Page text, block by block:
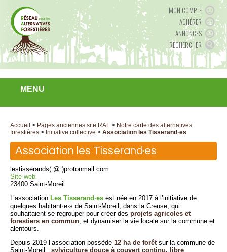
MON COMPTE
ADHÉRER
ANNONCES
RECHERCHER
MENU
Accueil > Pages anciennes site RAF > Notre carte des alternatives
forestières > Initiative collective > Association les Tisserand·es
Association les Tisserand·es
lestisserands( @ )protonmail.com
Site web
23400 Saint-Moreil
L’association Les Tisserand·es est née en 2017 à l’initiative de
quelques habitant·e·s de Saint-Moreil, dans la Creuse, qui
souhaitaient se regrouper pour créer des projets agricoles et
forestiers en commun, et dynamiser la vie locale sur la commune et
alentours.
Depuis 2019 l’association possède 12 ha de forêtsur la commune de
Saint-Moreil : sylviculture douce à couvert continu, libre